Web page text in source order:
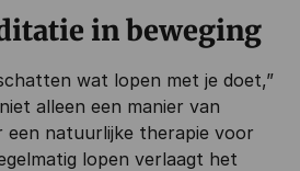
in beweging
wat lopen met je doet,”
alleen een manier van
een natuurlijke therapie voor
lopen verlaagt het